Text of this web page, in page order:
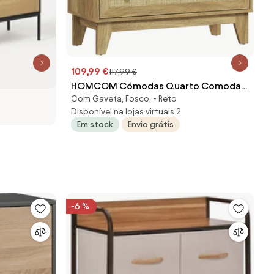
109,99 €117,99 €
HOMCOM Cómodas Quarto Comoda
Madeira com 3 Gavetas de Vime e Pés
Elevados 80x35x76 cm | Aosom
Portugal
Com Gaveta, Fosco, - Reto
Disponível na lojas virtuais 2
Em stock
Envio grátis
-6 %